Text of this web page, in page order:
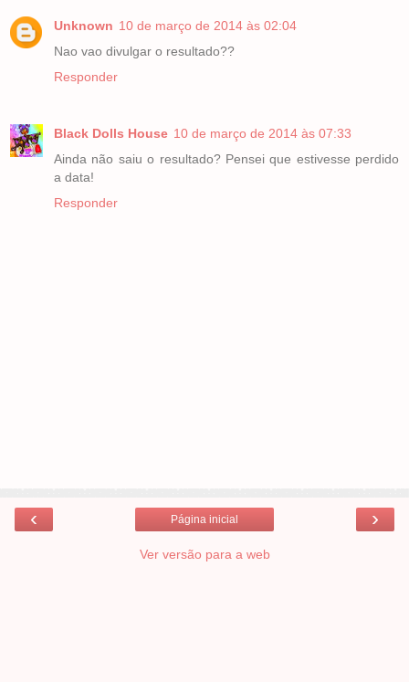
Unknown 10 de março de 2014 às 02:04
Nao vao divulgar o resultado??
Responder
Black Dolls House 10 de março de 2014 às 07:33
Ainda não saiu o resultado? Pensei que estivesse perdido
a data!
Responder
‹ ›
Página inicial
Ver versão para a web